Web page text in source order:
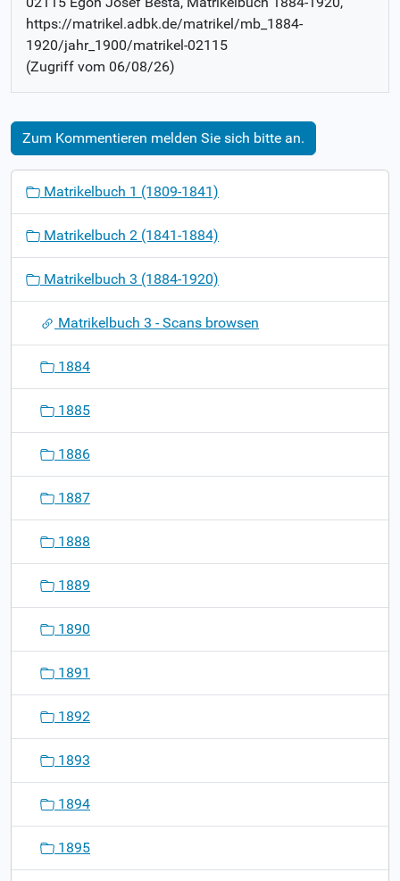
https://matrikel.adbk.de/matrikel/mb_1884-
1920/jahr_1900/matrikel-02115
(Zugriff vom 06/08/26)
Zum Kommentieren melden Sie sich bitte an.
o
Matrikelbuch 1 (1809-1841)
Matrikelbuch 2 (1841-1884)
Matrikelbuch 3 (1884-1920)
Matrikelbuch 3 - Scans browsen
1884
1885
1886
1887
1888
1889
1890
1891
1892
1893
1894
1895